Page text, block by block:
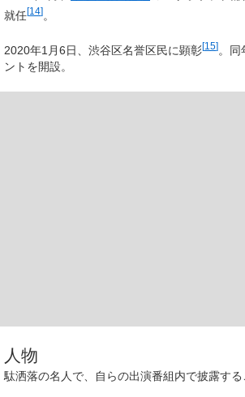
就任[14]。
2020年1月6日、渋谷区名誉区民に顕彰[15]。同
ントを開設。
人物
駄洒落の名人で、自らの出演番組内で披露する